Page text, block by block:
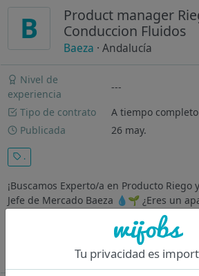
B
Product manager
Conduccion Fluidos
Baeza · Andalucía
Nivel de
experiencia
---
Tipo de contrato
A tiempo completo
Publicada
26 may.
.
¡Buscamos Experto/a en Producto Riego
Jefe de Mercado Baeza 💧🌱 ¿Eres un
eficiencia hídrica? ¿Te gusta diseñar
cómo se hacen realidad en el campo? En
Tu privacidad es